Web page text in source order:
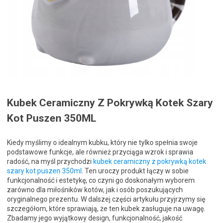
Kubek Ceramiczny Z Pokrywką Kotek Szary
Kot Puszen 350ML
Kiedy myślimy o idealnym kubku, który nie tylko spełnia swoje
podstawowe funkcje, ale również przyciąga wzrok i sprawia
radość, na myśl przychodzi kubek ceramiczny z pokrywką kotek
szary kot puszen 350ml
. Ten uroczy produkt łączy w sobie
funkcjonalność i estetykę, co czyni go doskonałym wyborem
zarówno dla miłośników kotów, jak i osób poszukujących
oryginalnego prezentu. W dalszej części artykułu przyjrzymy się
szczegółom, które sprawiają, że ten kubek zasługuje na uwagę.
Zbadamy jego wyjątkowy design, funkcjonalność, jakość